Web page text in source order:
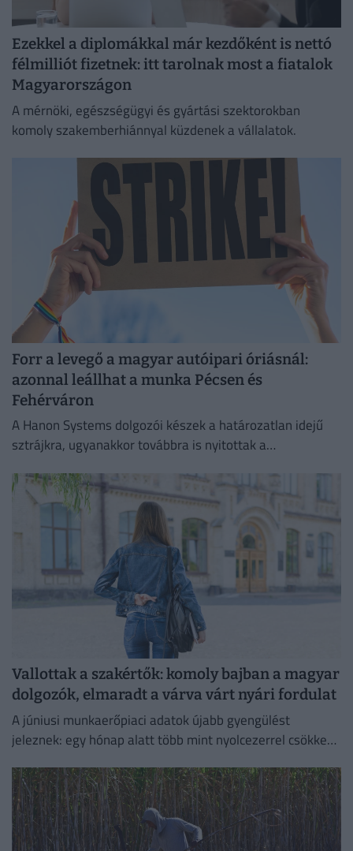
Ezekkel a diplomákkal már kezdőként is nettó
félmilliót fizetnek: itt tarolnak most a fiatalok
Magyarországon
A mérnöki, egészségügyi és gyártási szektorokban
komoly szakemberhiánnyal küzdenek a vállalatok.
Forr a levegő a magyar autóipari óriásnál:
azonnal leállhat a munka Pécsen és
Fehérváron
A Hanon Systems dolgozói készek a határozatlan idejű
sztrájkra, ugyanakkor továbbra is nyitottak a
Vallottak a szakértők: komoly bajban a magyar
dolgozók, elmaradt a várva várt nyári fordulat
A júniusi munkaerőpiaci adatok újabb gyengülést
jeleznek: egy hónap alatt több mint nyolcezerrel csökkent